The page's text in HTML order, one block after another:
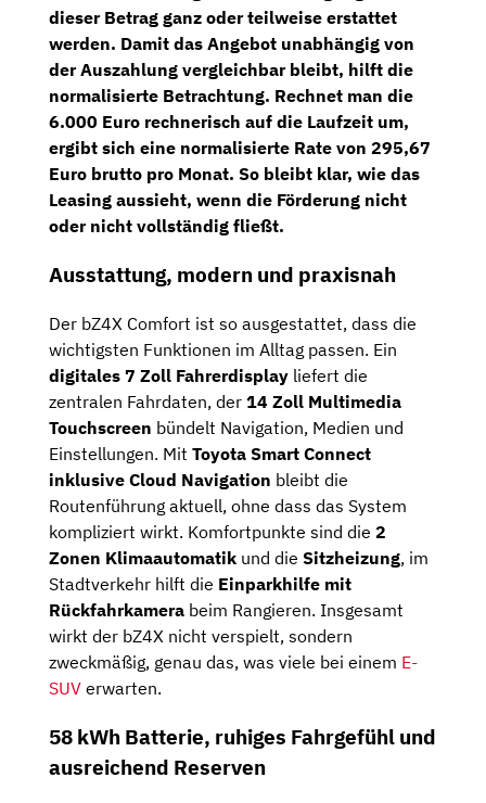
dieser Betrag ganz oder teilweise erstattet
werden. Damit das Angebot unabhängig von
der Auszahlung vergleichbar bleibt, hilft die
normalisierte Betrachtung. Rechnet man die
6.000 Euro rechnerisch auf die Laufzeit um,
ergibt sich eine normalisierte Rate von 295,67
Euro brutto pro Monat. So bleibt klar, wie das
Leasing aussieht, wenn die Förderung nicht
oder nicht vollständig fließt.
Ausstattung, modern und praxisnah
Der bZ4X Comfort ist so ausgestattet, dass die
wichtigsten Funktionen im Alltag passen. Ein
digitales 7 Zoll Fahrerdisplay liefert die
zentralen Fahrdaten, der 14 Zoll Multimedia
Touchscreen bündelt Navigation, Medien und
Einstellungen. Mit Toyota Smart Connect
inklusive Cloud Navigation bleibt die
Routenführung aktuell, ohne dass das System
kompliziert wirkt. Komfortpunkte sind die 2
Zonen Klimaautomatik und die Sitzheizung, im
Stadtverkehr hilft die Einparkhilfe mit
Rückfahrkamera beim Rangieren. Insgesamt
wirkt der bZ4X nicht verspielt, sondern
zweckmäßig, genau das, was viele bei einem E-
SUV erwarten.
58 kWh Batterie, ruhiges Fahrgefühl und
ausreichend Reserven